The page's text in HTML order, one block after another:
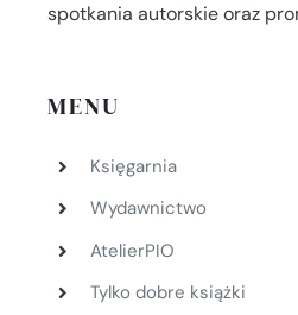
spotkania autorskie oraz
MENU
Księgarnia
Wydawnictwo
AtelierPIO
Tylko dobre książki